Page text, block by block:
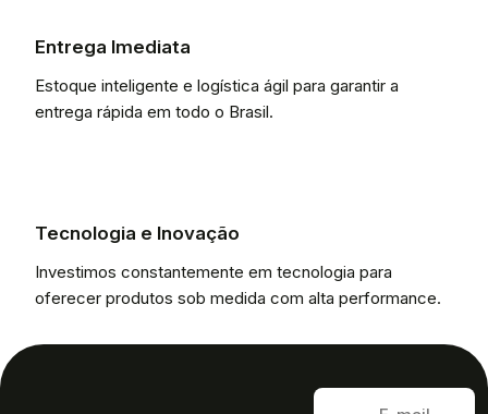
Entrega Imediata
Estoque inteligente e logística ágil para garantir a
entrega rápida em todo o Brasil.
Tecnologia e Inovação
Investimos constantemente em tecnologia para
oferecer produtos sob medida com alta performance.